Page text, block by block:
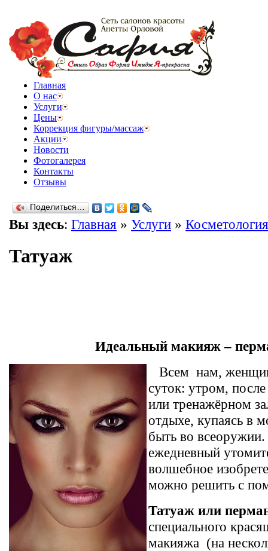
Главная
О нас
Услуги
Цены
Коррекция фигуры/массаж
Акции
Новости
Фотогалерея
Контакты
Отзывы
Поделиться…
Вы здесь: Главная » Услуги » Косметология
Татуаж
Идеальный макияж –
Всем нам,
суток: утром,
или тренажёрном
отдыхе, купаясь в
быть во всеоружии
ежедневный
волшебное
можно решить с
Татуаж или
специального
макияжа (на